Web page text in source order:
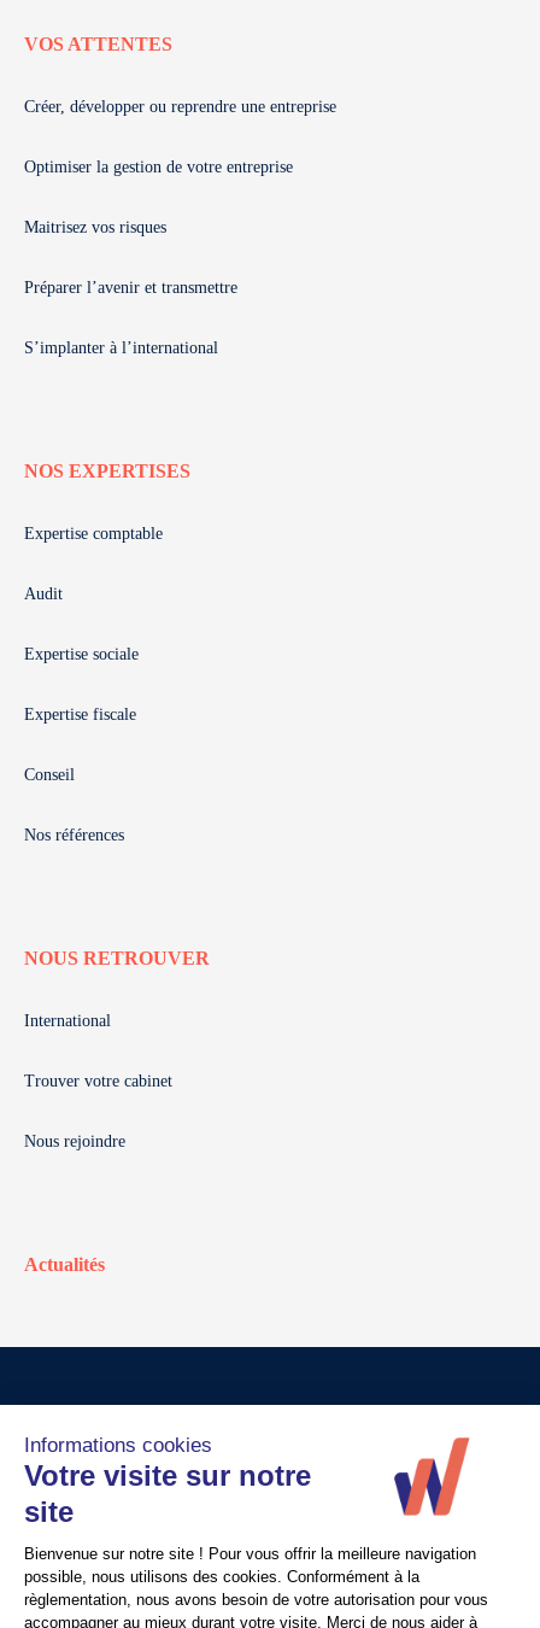
VOS ATTENTES
Créer, développer ou reprendre une entreprise
Optimiser la gestion de votre entreprise
Maitrisez vos risques
Préparer l’avenir et transmettre
S’implanter à l’international
NOS EXPERTISES
Expertise comptable
Audit
Expertise sociale
Expertise fiscale
Conseil
Nos références
NOUS RETROUVER
International
Trouver votre cabinet
Nous rejoindre
Actualités
Crédits
Politique de confidentialité